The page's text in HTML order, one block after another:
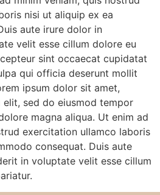
nisi ut aliquip ex ea
aute irure dolor in
velit esse cillum dolore eu
sint occaecat cupidatat
qui officia deserunt mollit
ipsum dolor sit amet,
sed do eiusmod tempor
magna aliqua. Ut enim ad
exercitation ullamco laboris
consequat. Duis aute
in voluptate velit esse cillum